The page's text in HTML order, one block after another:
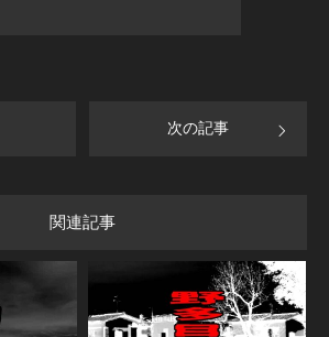
次の記事
関連記事